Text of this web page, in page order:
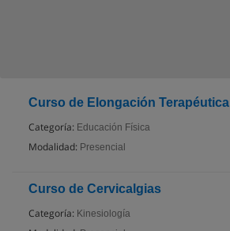
Curso de Elongación Terapéutica
Categoría: Educación Física
Modalidad: Presencial
Curso de Cervicalgias
Categoría: Kinesiología